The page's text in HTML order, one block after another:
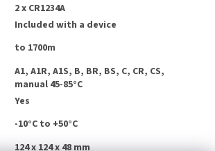
2 x CR1234A
Included with a device
to 1700m
A1, A1R, A1S, B, BR, BS, C, CR, CS,
manual 45-85°C
Yes
-10°C to +50°C
124 x 124 x 48 mm